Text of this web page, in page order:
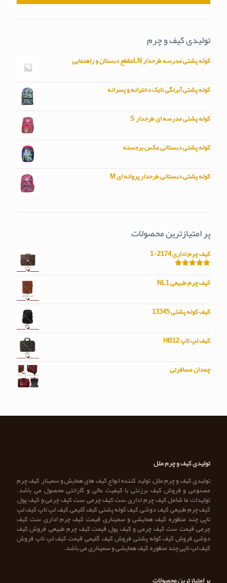
تولیدی کیف و چرم
کوله پشتی مدرسه طرحدار LNمقطع دبستان و راهنمایی
کوله پشتی آبرنگی نایک دخترانه و پسرانه
کوله پشتی مدرسه ای طرحدار S
کوله پشتی دبستانی عکس برجسته
کوله پشتی دبستانی طرحدار پروانه ای M
پر امتیازترین محصولات
کیف چرم اداری 2174-1
کیف چرم طبیعی NL1
کیف کوله پشتی 13345
کیف لپ تاپ HB12
چمدان مسافرتی
تولیدی کیف و چرم ملل
تولیدی کیف و چرم ملل، تولید کننده انواع کیف های همایش و سمینار, کیف چرم
مصنوعی و فروش کیف برزنتی با کیفیت عالی و گارانتی محصول می باشد.
تولیدات ما شامل کیف چرم اداری, ست کیف چرمی, ست کیف چرمی و کیف پول,
کیف چرم طبیعی, کیف دوشی, کیف کوله پشتی, کیف گلیمی, کیف لپ تاپ, کیف لپ
تاپی چند منظوره, کیف همایشی و سمیناری, قیمت کیف چرم اداری, ست کیف
چرمی, قیمت ست کیف چرمی و کیف پول, قیمت کیف چرم طبیعی, فروش کیف
دوشی, فروش کیف کوله پشتی, فروش کیف گلیمی, قیمت کیف لپ تاپ, فروش
کیف لپ تاپی چند منظوره, کیف همایشی و سمیناری می باشد.